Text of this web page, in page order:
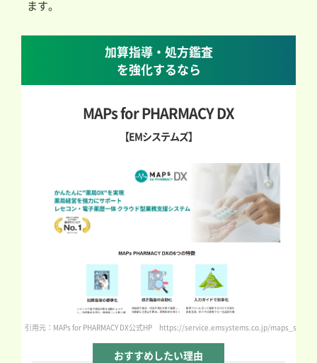
ます。
加算指導・処方鑑査
を強化するなら
MAPs for PHARMACY DX
【EMシステムズ】
引用元：MAPs for PHARMACY DX公式HP https://service.emsystems.co.jp/
おすすめしたい理由